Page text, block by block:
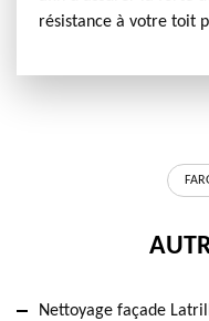
résistance à votre toit
Nettoyage façade